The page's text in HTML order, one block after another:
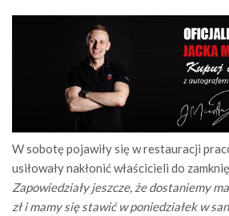
W sobotę pojawiły się w restauracji
usiłowały nakłonić właścicieli do
Zapowiedziały jeszcze, że dostaniemy
zł i mamy się stawić w poniedziałek w